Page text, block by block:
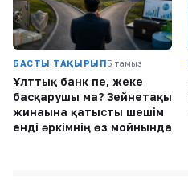
БАСТЫ ТАҚЫРЫП5 тамыз
Ұлттық банк пе, жеке
басқарушы ма? Зейнетақы
жинағына қатысты шешім
енді әркімнің өз мойнында